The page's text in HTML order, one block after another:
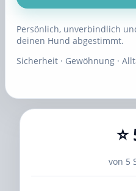
Persönlich, unverbindlich
deinen Hund abgestimmt.
Sicherheit · Gewöhnung ·
⭐
von 5